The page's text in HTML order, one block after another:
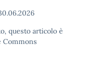
questo articolo è
Commons